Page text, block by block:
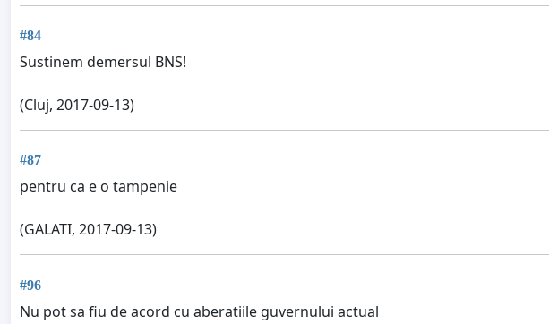
#84
Sustinem demersul BNS!
(Cluj, 2017-09-13)
#87
pentru ca e o tampenie
(GALATI, 2017-09-13)
#96
Nu pot sa fiu de acord cu aberatiile guvernului actual